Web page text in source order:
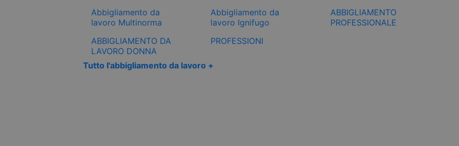
Abbigliamento da
lavoro Multinorma
Abbigliamento da
lavoro Ignifugo
ABBIGLIAMENTO
PROFESSIONALE
ABBIGLIAMENTO DA
LAVORO DONNA
PROFESSIONI
Tutto l'abbigliamento da lavoro +